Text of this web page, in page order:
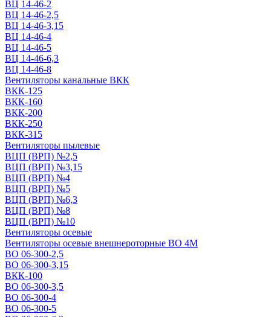
ВЦ 14-46-2
ВЦ 14-46-2,5
ВЦ 14-46-3,15
ВЦ 14-46-4
ВЦ 14-46-5
ВЦ 14-46-6,3
ВЦ 14-46-8
Вентиляторы канальные ВКК
ВКК-125
ВКК-160
ВКК-200
ВКК-250
ВКК-315
Вентиляторы пылевые
ВЦП (ВРП) №2,5
ВЦП (ВРП) №3,15
ВЦП (ВРП) №4
ВЦП (ВРП) №5
ВЦП (ВРП) №6,3
ВЦП (ВРП) №8
ВЦП (ВРП) №10
Вентиляторы осевые
Вентиляторы осевые внешнероторные ВО 4М
ВО 06-300-2,5
ВО 06-300-3,15
ВКК-100
ВО 06-300-3,5
ВО 06-300-4
ВО 06-300-5